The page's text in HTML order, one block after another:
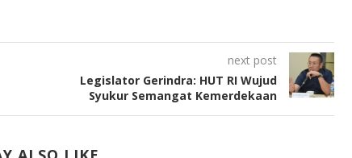
next post
Legislator Gerindra: HUT RI Wujud
Syukur Semangat Kemerdekaan